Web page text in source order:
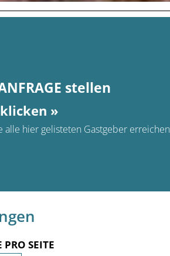
stellen
»
alle hier gelisteten Gastgeber erreichen
SEITE